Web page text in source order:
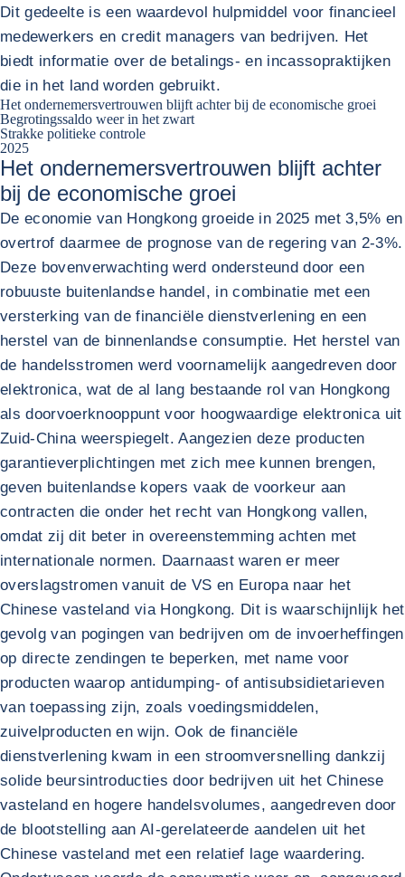
Dit gedeelte is een waardevol hulpmiddel voor financieel
medewerkers en credit managers van bedrijven. Het
biedt informatie over de betalings- en incassopraktijken
die in het land worden gebruikt.
Het ondernemersvertrouwen blijft achter bij de economische groei
Begrotingssaldo weer in het zwart
Strakke politieke controle
2025
Het ondernemersvertrouwen blijft achter
bij de economische groei
De economie van Hongkong groeide in 2025 met 3,5% en
overtrof daarmee de prognose van de regering van 2-3%.
Deze bovenverwachting werd ondersteund door een
robuuste buitenlandse handel, in combinatie met een
versterking van de financiële dienstverlening en een
herstel van de binnenlandse consumptie. Het herstel van
de handelsstromen werd voornamelijk aangedreven door
elektronica, wat de al lang bestaande rol van Hongkong
als doorvoerknooppunt voor hoogwaardige elektronica uit
Zuid-China weerspiegelt. Aangezien deze producten
garantieverplichtingen met zich mee kunnen brengen,
geven buitenlandse kopers vaak de voorkeur aan
contracten die onder het recht van Hongkong vallen,
omdat zij dit beter in overeenstemming achten met
internationale normen. Daarnaast waren er meer
overslagstromen vanuit de VS en Europa naar het
Chinese vasteland via Hongkong. Dit is waarschijnlijk het
gevolg van pogingen van bedrijven om de invoerheffingen
op directe zendingen te beperken, met name voor
producten waarop antidumping- of antisubsidietarieven
van toepassing zijn, zoals voedingsmiddelen,
zuivelproducten en wijn. Ook de financiële
dienstverlening kwam in een stroomversnelling dankzij
solide beursintroducties door bedrijven uit het Chinese
vasteland en hogere handelsvolumes, aangedreven door
de blootstelling aan AI-gerelateerde aandelen uit het
Chinese vasteland met een relatief lage waardering.